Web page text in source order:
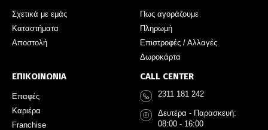
Σχετικά με εμάς
Καταστήματα
Αποστολή
Πως αγοράζουμε
Πληρωμή
Επιστροφές / Αλλαγές
Δωροκάρτα
ΕΠΙΚΟΙΝΩΝΙΑ
Επαφές
Καριέρα
Franchise
CALL CENTER
2311 181 242
Δευτέρα - Παρασκευή:
08:00 - 16:00